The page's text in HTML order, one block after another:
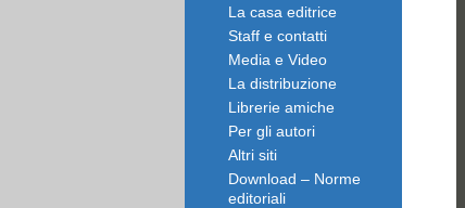
La casa editrice
Staff e contatti
Media e Video
La distribuzione
Librerie amiche
Per gli autori
Altri siti
Download – Norme
editoriali